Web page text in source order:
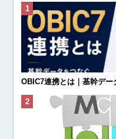
OBIC7連携とは｜基幹デ